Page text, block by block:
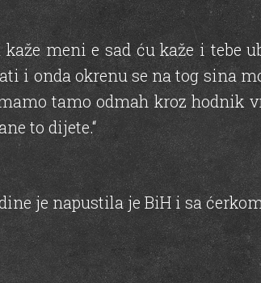
kaže meni e sad ću kaže i
i onda okrenu se na tog sina
tamo odmah kroz hodnik
to dijete.“
je napustila je BiH i sa